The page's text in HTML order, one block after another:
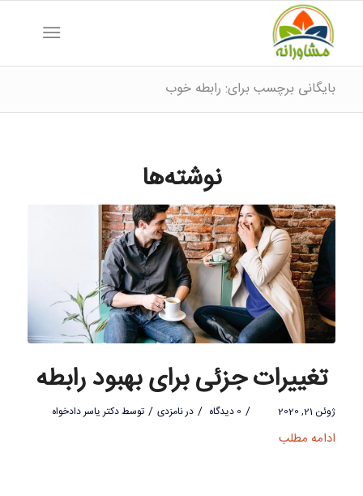
بایگانی برچسب برای: رابطه خوب
نوشته‌ها
تغییرات جزئی برای بهبود رابطه
ژوئن 21, 2020 / 0 دیدگاه / درنامزدی / توسطدکتر یاسر دادخواه
ادامه مطلب